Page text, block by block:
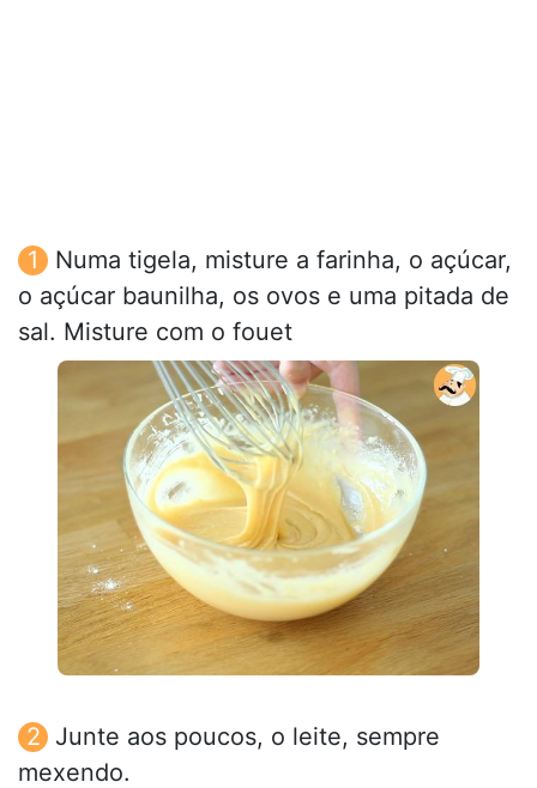
Numa tigela, misture a farinha, o açúcar,
o açúcar baunilha, os ovos e uma pitada de
sal. Misture com o fouet
Junte aos poucos, o leite, sempre
mexendo.